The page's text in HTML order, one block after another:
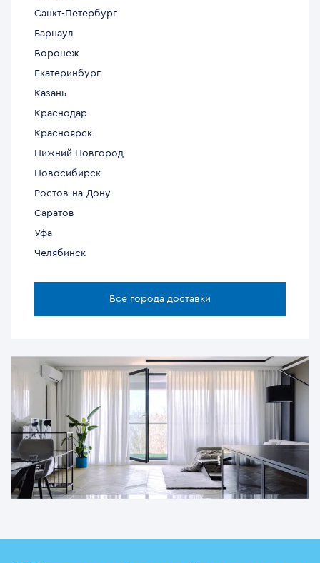
Санкт-Петербург
Барнаул
Воронеж
Екатеринбург
Казань
Краснодар
Красноярск
Нижний Новгород
Новосибирск
Ростов-на-Дону
Саратов
Уфа
Челябинск
Все города доставки